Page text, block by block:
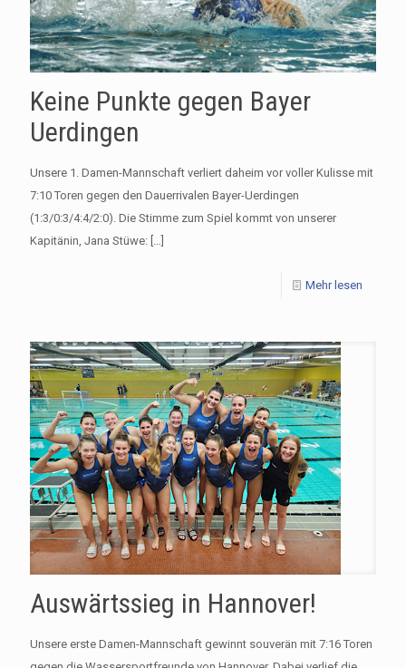
Keine Punkte gegen Bayer
Uerdingen
Unsere 1. Damen-Mannschaft verliert daheim vor voller Kulisse mit
7:10 Toren gegen den Dauerrivalen Bayer-Uerdingen
(1:3/0:3/4:4/2:0). Die Stimme zum Spiel kommt von unserer
Kapitänin, Jana Stüwe: […]
Mehr lesen
Auswärtssieg in Hannover!
Unsere erste Damen-Mannschaft gewinnt souverän mit 7:16 Toren